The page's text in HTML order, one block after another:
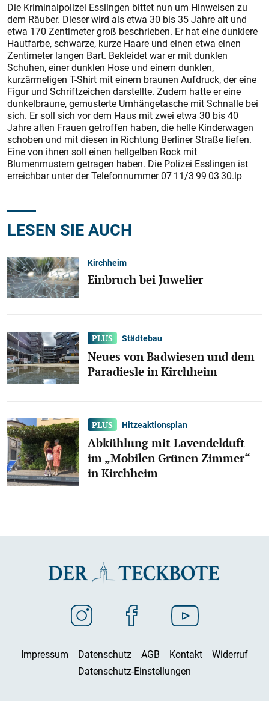
Die Kriminalpolizei Esslingen bittet nun um Hinweisen zu
dem Räuber. Dieser wird als etwa 30 bis 35 Jahre alt und
etwa 170 Zentimeter groß beschrieben. Er hat eine dunklere
Hautfarbe, schwarze, kurze Haare und einen etwa einen
Zentimeter langen Bart. Bekleidet war er mit dunklen
Schuhen, einer dunklen Hose und einem dunklen,
kurzärmeligen T-Shirt mit einem braunen Aufdruck, der eine
Figur und Schriftzeichen darstellte. Zudem hatte er eine
dunkelbraune, gemusterte Umhängetasche mit Schnalle bei
sich. Er soll sich vor dem Haus mit zwei etwa 30 bis 40
Jahre alten Frauen getroffen haben, die helle Kinderwagen
schoben und mit diesen in Richtung Berliner Straße liefen.
Eine von ihnen soll einen hellgelben Rock mit
Blumenmustern getragen haben. Die Polizei Esslingen ist
erreichbar unter der Telefonnummer 07 11/3 99 03 30.lp
LESEN SIE AUCH
Kirchheim
Einbruch bei Juwelier
Städtebau
Neues von Badwiesen und dem
Paradiesle in Kirchheim
Hitzeaktionsplan
Abkühlung mit Lavendelduft
im „Mobilen Grünen Zimmer“
in Kirchheim
Impressum Datenschutz AGB Kontakt
Widerruf
Datenschutz-Einstellungen